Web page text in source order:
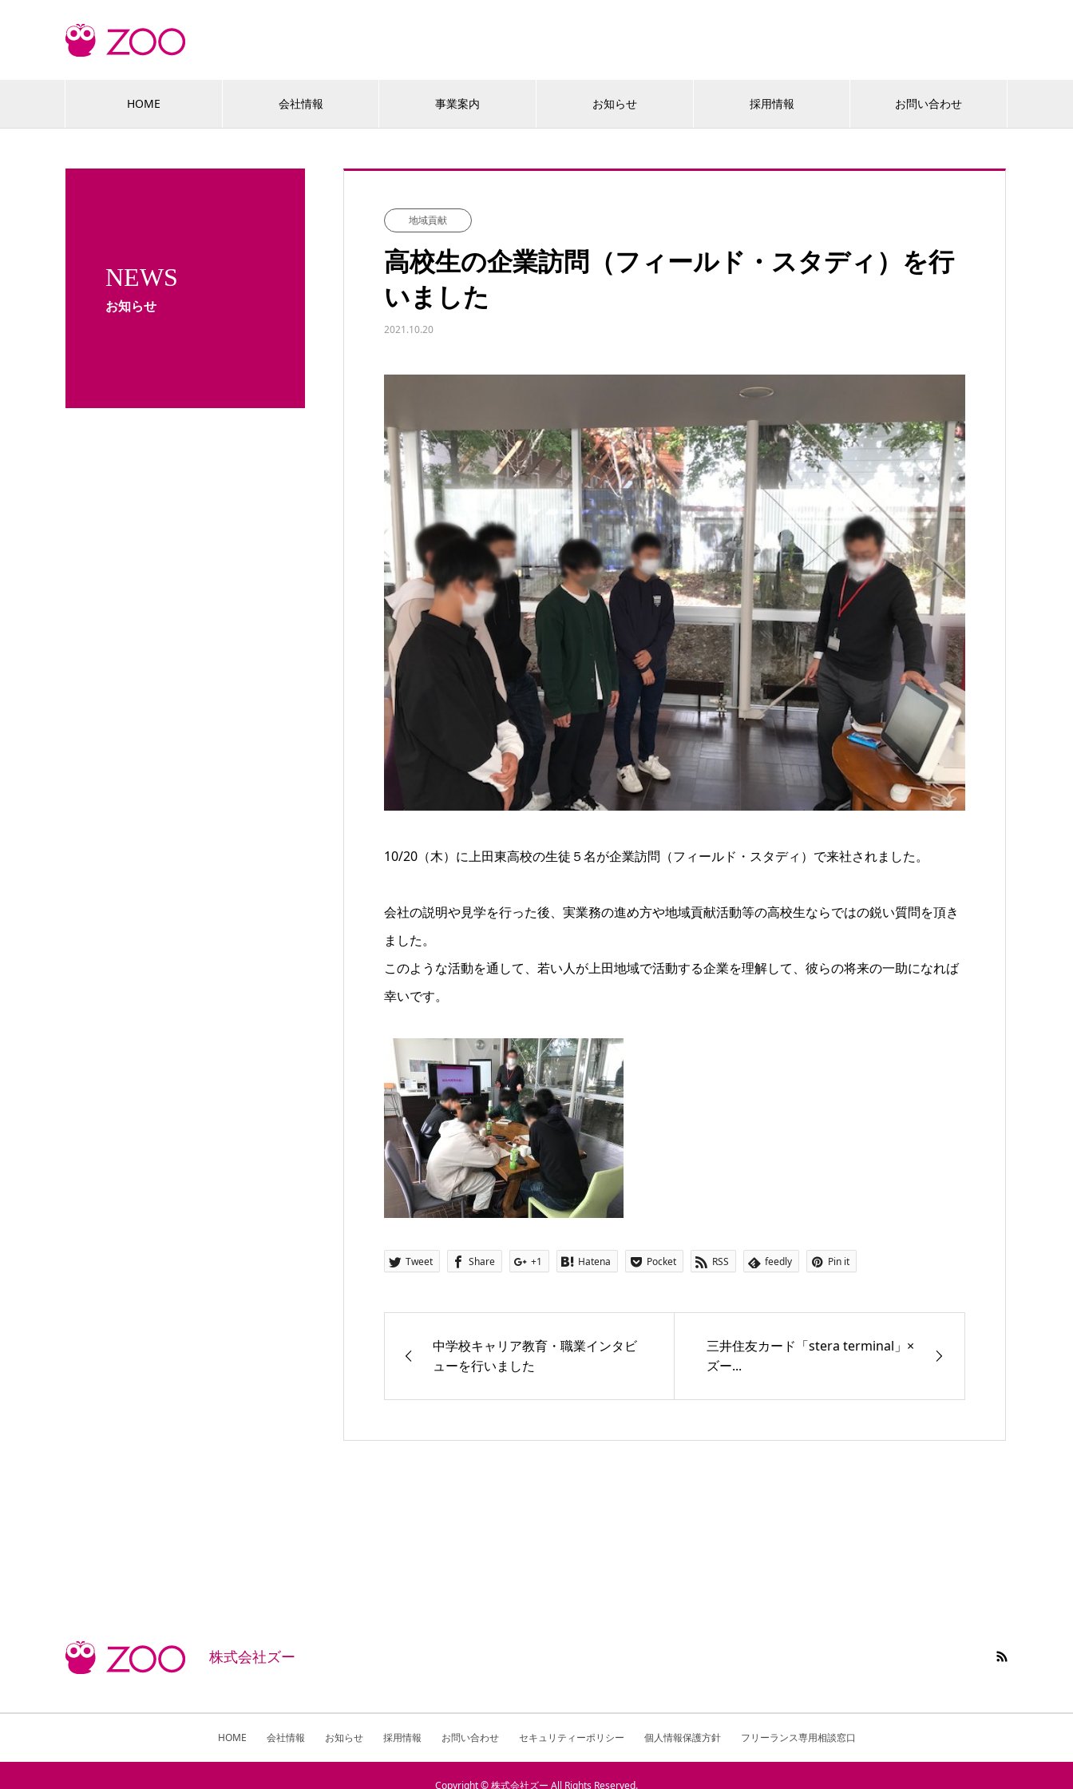
HOME 会社情報 事業案内 お知らせ 採用情報 お問い合わせ
NEWS
お知らせ
地域貢献
高校生の企業訪問（フィールド・スタディ）を行
いました
2021.10.20
10/20（木）に上田東高校の生徒５名が企業訪問（フィールド・スタディ）で来社されました。
会社の説明や見学を行った後、実業務の進め方や地域貢献活動等の高校生ならではの鋭い質問を頂き
ました。
このような活動を通して、若い人が上田地域で活動する企業を理解して、彼らの将来の一助になれば
幸いです。
Tweet Share +1 Hatena Pocket RSS feedly Pin it
中学校キャリア教育・職業インタビ
ューを行いました
三井住友カード「stera terminal」×
ズー...
株式会社ズー
HOME 会社情報 お知らせ 採用情報 お問い合わせ セキュリティーポリシー 個人情報保護方針 フリーランス専用相談窓口
Copyright © 株式会社ズー All Rights Reserved.